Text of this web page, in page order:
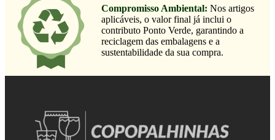
Compromisso Ambiental: Nos artigos
aplicáveis, o valor final já inclui o
contributo Ponto Verde, garantindo a
reciclagem das embalagens e a
sustentabilidade da sua compra.